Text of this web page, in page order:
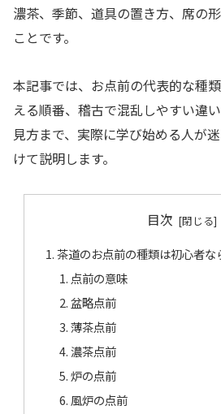
濃茶、季節、道具の置き方、席の
ことです。
本記事では、お点前の代表的な種
える順番、稽古で混乱しやすい違
見方まで、実際に学び始める人が
けて説明します。
目次
茶道のお点前の種類は初心者な
点前の意味
盆略点前
薄茶点前
濃茶点前
炉の点前
風炉の点前